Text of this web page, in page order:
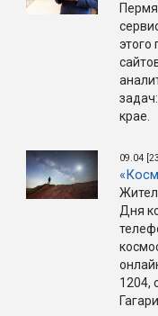
этого
крае.
09.04
Дня
1204,